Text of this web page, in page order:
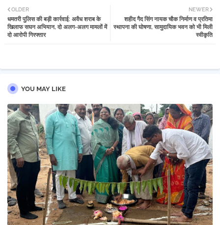
tter atsa
NEWER
शहीद गैद सिंग नायक चौक निर्माण व प्रतिमा
स्थापना की घोषणा, सामुदायिक भवन को भी मिली
स्वीकृति
OLDER
धमतरी पुलिस की बड़ी कार्रवाई: अवैध शराब के
खिलाफ सघन अभियान, दो अलग-अलग मामलों में
दो आरोपी गिरफ्तार
YOU MAY LIKE